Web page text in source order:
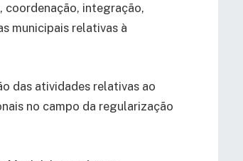
coordenação, integração,
municipais relativas à
das atividades relativas ao
no campo da regularização